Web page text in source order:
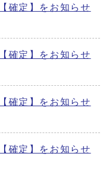
確定】をお知らせ
確定】をお知らせ
確定】をお知らせ
確定】をお知らせ